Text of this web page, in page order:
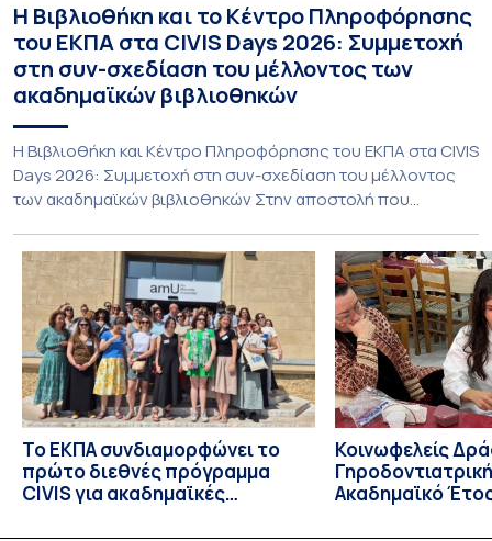
Η Βιβλιοθήκη και το Κέντρο Πληροφόρησης
του ΕΚΠΑ στα CIVIS Days 2026: Συμμετοχή
στη συν-σχεδίαση του μέλλοντος των
ακαδημαϊκών βιβλιοθηκών
Η Βιβλιοθήκη και Κέντρο Πληροφόρησης του ΕΚΠΑ στα CIVIS
Days 2026: Συμμετοχή στη συν-σχεδίαση του μέλλοντος
των ακαδημαϊκών βιβλιοθηκών Στην αποστολή που
με επικεφαλής την Αντιπρύτανι Ακαδημαϊκών, Διεθνών
Σχέσεων και Εξωστρέφειας, Καθηγήτρια κ. Σοφία
Παπαϊωάννου, συμμετείχε ενεργά και η Βιβλιοθήκη και
Κέντρο Πληροφόρησης (ΒΚΠ) του Ιδρύματος. Οι […]
Το ΕΚΠΑ συνδιαμορφώνει το
πρώτο διεθνές πρόγραμμα
CIVIS για ακαδημαϊκές
Κοινωφελείς
Ακαδημαϊκό